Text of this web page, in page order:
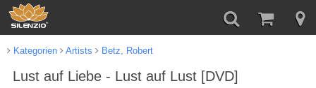
Kategorien Artists Betz, Robert
Lust auf Liebe - Lust auf Lust [DVD]